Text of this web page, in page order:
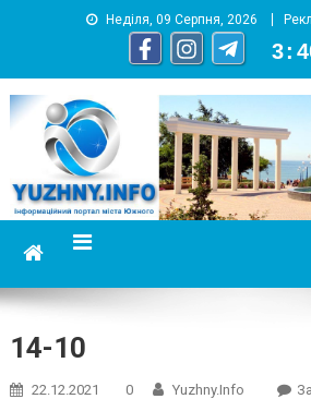
Неділя, 09 Серпня, 2026
3 :
информационный портал
14-10
22.12.2021 0 Yuzhny.info